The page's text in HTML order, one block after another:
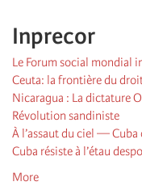
Inprecor
Le Forum social mondial
Ceuta: la frontière du
Nicaragua : La dictature
Révolution sandiniste
À l’assaut du ciel —
Cuba résiste à l’étau
More